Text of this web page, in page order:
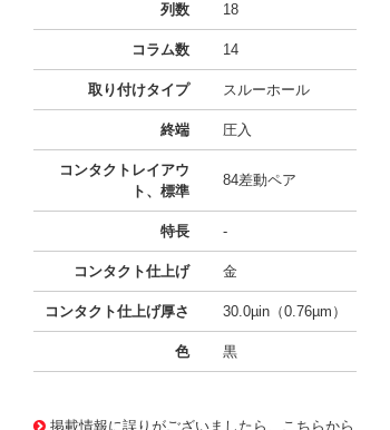
列数 18
コラム数 14
取り付けタイプ スルーホール
終端 圧入
コンタクトレイアウ
ト、標準
84差動ペア
特長 -
コンタクト仕上げ 金
コンタクト仕上げ厚さ 30.0µin（0.76µm）
色 黒
掲載情報に誤りがございましたら、こちらから